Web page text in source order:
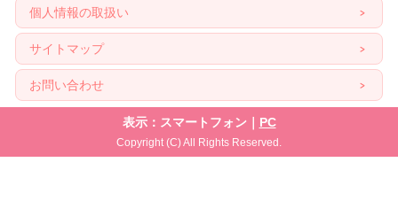
個人情報の取扱い
サイトマップ
お問い合わせ
表示：スマートフォン｜ PC
Copyright (C) All Rights Reserved.